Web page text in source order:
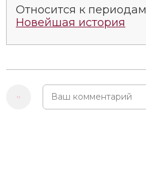
Относится к
Новейшая история